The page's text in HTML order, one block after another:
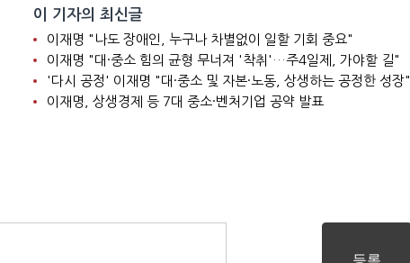
이 기자의 최신글
이재명 "나도 장애인, 누구나 차별없이 일할 기회 중요"
이재명 "대·중소 힘의 균형 무너져 '착취'…주4일제, 가야할 길"
'다시 공정' 이재명 "대·중소 및 자본·노동, 상생하는 공정한 성장"
이재명, 상생경제 등 7대 중소·벤처기업 공약 발표